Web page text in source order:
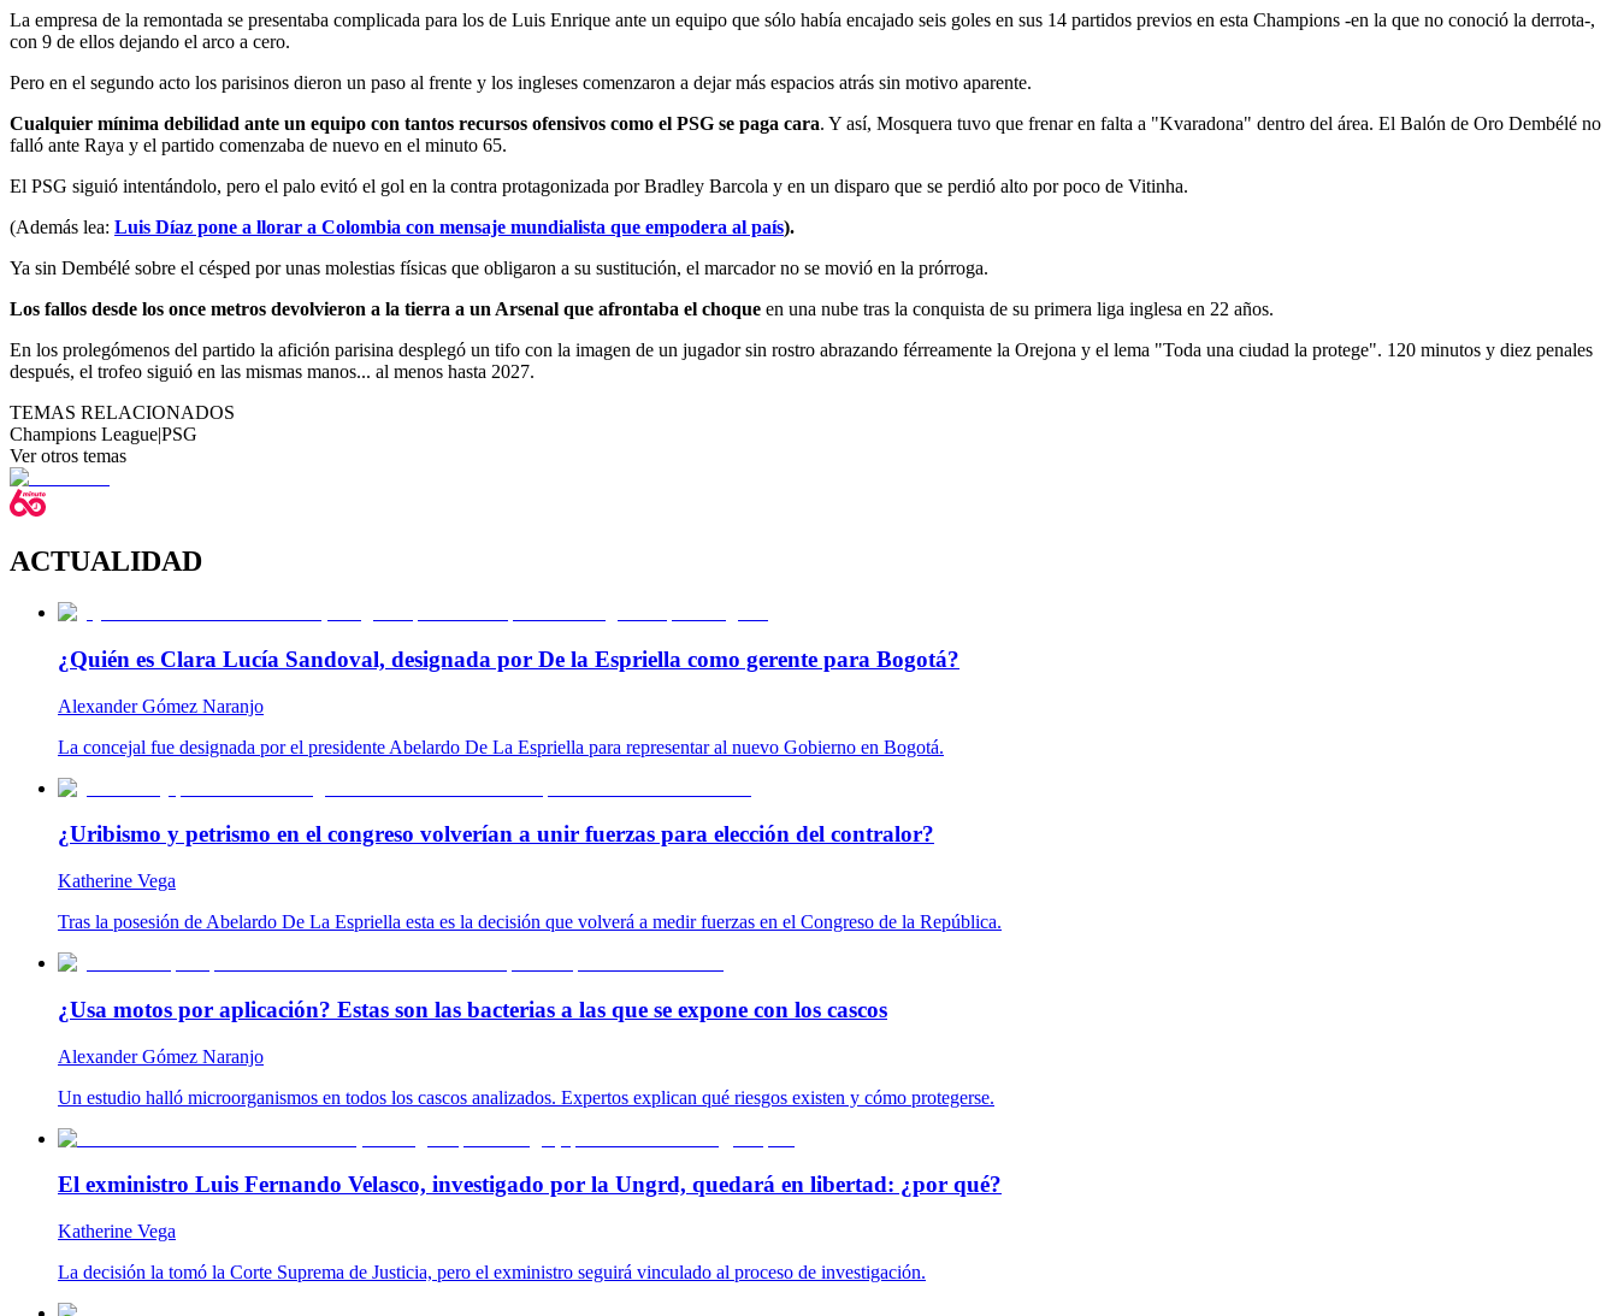
La empresa de la remontada se presentaba complicada para los de Luis Enrique ante un equipo que sólo había encajado seis goles en sus 14 partidos previos en esta Champions -en la que no conoció la derrota-,
con 9 de ellos dejando el arco a cero.
Pero en el segundo acto los parisinos dieron un paso al frente y los ingleses comenzaron a dejar más espacios atrás sin motivo aparente.
Cualquier mínima debilidad ante un equipo con tantos recursos ofensivos como el PSG se paga cara. Y así, Mosquera tuvo que frenar en falta a "Kvaradona" dentro del área. El Balón de Oro Dembélé no
falló ante Raya y el partido comenzaba de nuevo en el minuto 65.
El PSG siguió intentándolo, pero el palo evitó el gol en la contra protagonizada por Bradley Barcola y en un disparo que se perdió alto por poco de Vitinha.
(Además lea: Luis Díaz pone a llorar a Colombia con mensaje mundialista que empodera al país).
Ya sin Dembélé sobre el césped por unas molestias físicas que obligaron a su sustitución, el marcador no se movió en la prórroga.
Los fallos desde los once metros devolvieron a la tierra a un Arsenal que afrontaba el choque en una nube tras la conquista de su primera liga inglesa en 22 años.
En los prolegómenos del partido la afición parisina desplegó un tifo con la imagen de un jugador sin rostro abrazando férreamente la Orejona y el lema "Toda una ciudad la protege". 120 minutos y diez penales
después, el trofeo siguió en las mismas manos... al menos hasta 2027.
TEMAS RELACIONADOS
Champions League|PSG
Ver otros temas
ACTUALIDAD
¿Quién es Clara Lucía Sandoval, designada por De la Espriella como gerente para Bogotá?
Alexander Gómez Naranjo
La concejal fue designada por el presidente Abelardo De La Espriella para representar al nuevo Gobierno en Bogotá.
¿Uribismo y petrismo en el congreso volverían a unir fuerzas para elección del contralor?
Katherine Vega
Tras la posesión de Abelardo De La Espriella esta es la decisión que volverá a medir fuerzas en el Congreso de la República.
¿Usa motos por aplicación? Estas son las bacterias a las que se expone con los cascos
Alexander Gómez Naranjo
Un estudio halló microorganismos en todos los cascos analizados. Expertos explican qué riesgos existen y cómo protegerse.
El exministro Luis Fernando Velasco, investigado por la Ungrd, quedará en libertad: ¿por qué?
Katherine Vega
La decisión la tomó la Corte Suprema de Justicia, pero el exministro seguirá vinculado al proceso de investigación.